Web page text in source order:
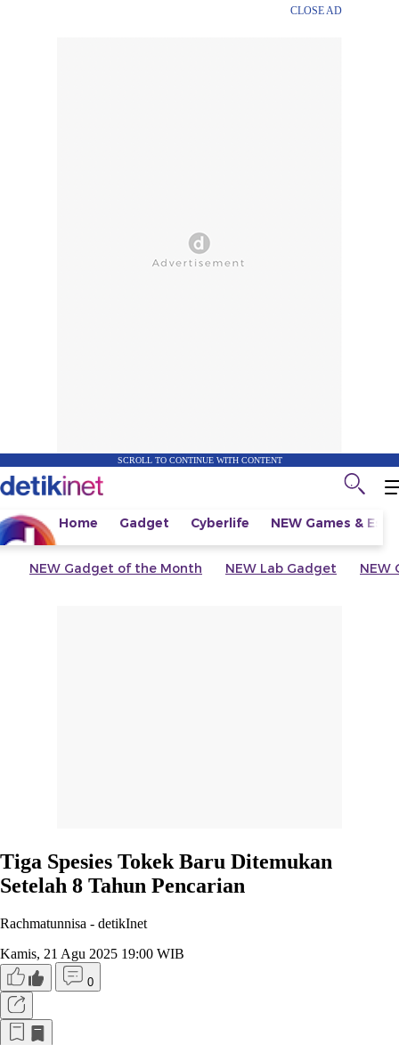
CLOSE AD
SCROLL TO CONTINUE WITH CONTENT
Home Gadget Cyberlife NEW Games &
NEW Gadget of the Month NEW Lab Gadget NEW
Tiga Spesies Tokek Baru Ditemukan
Setelah 8 Tahun Pencarian
Rachmatunnisa - detikInet
Kamis, 21 Agu 2025 19:00 WIB
0